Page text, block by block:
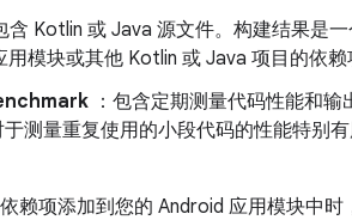
含 Kotlin 或 Java 源文件。构建结果是
模块或其他 Kotlin 或 Java 项目的依赖
：包含定期测量代码性能和输
测量重复使用的小段代码的性能特别
赖项添加到您的 Android 应用模块中时